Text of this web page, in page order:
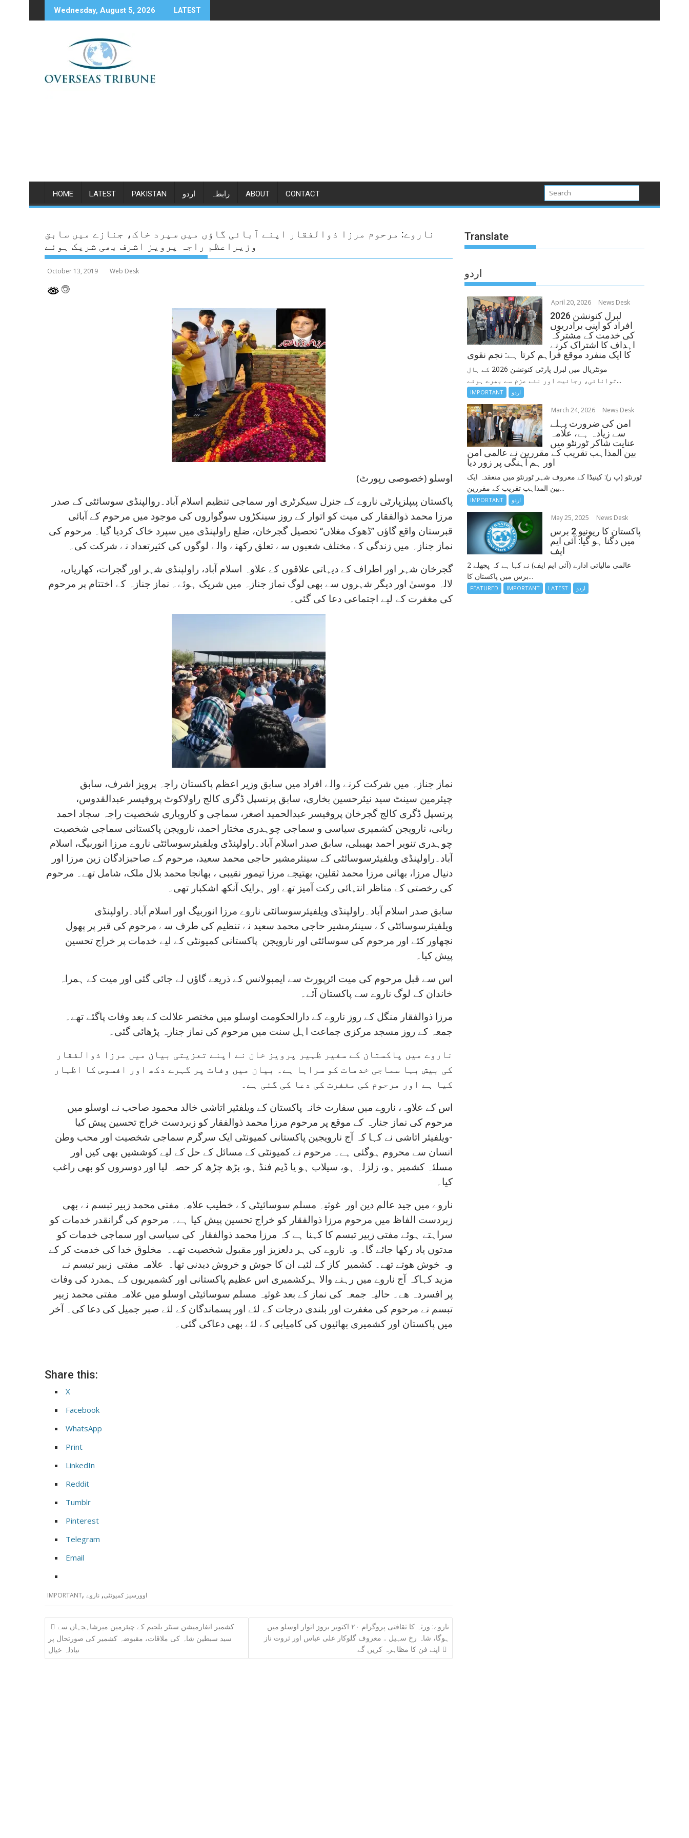
to
Wednesday, August 5, 2026 LATEST
HOME LATEST PAKISTAN اردو رابطہ ABOUT CONTACT
ناروے: مرحوم مرزا ذوالفقار اپنے آبائی گاؤں میں سپرد خاک، جنازے میں سابق
وزیراعظم راجہ پرویز اشرف بھی شریک ہوئے
October 13, 2019 Web Desk
اوسلو (خصوصی رپورٹ)
پاکستان پیپلزپارٹی ناروے کے جنرل سیکرٹری اور سماجی تنظیم اسلام آباد۔روالپنڈی سوسائٹی کے صدر
مرزا محمد ذوالفقار کی میت کو اتوار کے روز سینکڑوں سوگواروں کی موجود میں مرحوم کے آبائی
قبرستان واقع گاؤں ’’ڈھوک مغلاں‘‘ تحصیل گجرخان، ضلع راولپنڈی میں سپرد خاک کردیا گیا۔ مرحوم کی
نماز جنازہ میں زندگی کے مختلف شعبوں سے تعلق رکھنے والے لوگوں کی کثیرتعداد نے شرکت کی۔
گجرخان شہر اور اطراف کے دیہاتی علاقوں کے علاوہ اسلام آباد، راولپنڈی شہر اور گجرات، کھاریاں،
لالہ موسیٰ اور دیگر شہروں سے بھی لوگ نماز جنازہ میں شریک ہوئے۔ نماز جنازہ کے اختتام پر مرحوم
کی مغفرت کے لیے اجتماعی دعا کی گئی۔
نماز جنازہ میں شرکت کرنے والے افراد میں سابق وزیر اعظم پاکستان راجہ پرویز اشرف، سابق
چیئرمین سینٹ سید نیئرحسین بخاری، سابق پرنسپل ڈگری کالج راولاکوٹ پروفیسر عبدالقدوس،
پرنسپل ڈگری کالج گجرخان پروفیسر عبدالحمید اصغر، سماجی و کاروباری شخصیت راجہ سجاد احمد
ربانی، نارویجن کشمیری سیاسی و سماجی چوہدری مختار احمد، نارویجن پاکستانی سماجی شخصیت
چوہدری تنویر احمد بھیبلی، سابق صدر اسلام آباد۔راولپنڈی ویلفیئرسوسائٹی ناروے مرزا انوربیگ، اسلام
آباد۔راولپنڈی ویلفیئرسوسائٹی کے سینئرمشیر حاجی محمد سعید، مرحوم کے صاحبزادگان زین مرزا اور
دنیال مرزا، بھائی مرزا محمد ثقلین، بھتیجے مرزا تیمور نقیبی ، بھانجا محمد بلال ملک، شامل تھے۔ مرحوم
کی رخصتی کے مناظر انتہائی رکت آمیز تھے اور ہرایک آنکھ اشکبار تھی۔
سابق صدر اسلام آباد۔راولپنڈی ویلفیئرسوسائٹی ناروے مرزا انوربیگ اور اسلام آباد۔راولپنڈی
ویلفیئرسوسائٹی کے سینئرمشیر حاجی محمد سعید نے تنظیم کی طرف سے مرحوم کی قبر پر پھول
نچھاور کئے اور مرحوم کی سوسائٹی اور نارویجن پاکستانی کمیونٹی کے لیے خدمات پر خراج تحسین
پیش کیا۔
اس سے قبل مرحوم کی میت ائرپورٹ سے ایمبولانس کے ذریعے گاؤں لے جائی گئی اور میت کے ہمراہ
خاندان کے لوگ ناروے سے پاکستان آئے۔
مرزا ذوالفقار منگل کے روز ناروے کے دارالحکومت اوسلو میں مختصر علالت کے بعد وفات پاگئے تھے۔
جمعہ کے روز مسجد مرکزی جماعت اہل سنت میں مرحوم کی نماز جنازہ پڑھائی گئی۔
ناروے میں پاکستان کے سفیر ظہیر پرویز خان نے اپنے تعزیتی بیان میں مرزا ذوالفقار
کی بیش بہا سماجی خدمات کو سراہا ہے۔ بیان میں وفات پر گہرے دکھ اور افسوس کا اظہار
کیا ہے اور مرحوم کی مغفرت کی دعا کی گئی ہے۔
اس کے علاوہ، ناروے میں سفارت خانہ پاکستان کے ویلفئیر اتاشی خالد محمود صاحب نے اوسلو میں
مرحوم کی نماز جنارہ کے موقع پر مرحوم مرزا محمد ذوالفقار کو زبردست خراج تحسین پیش کیا
-ویلفیئر اتاشی نے کہا کہ آج نارویجین پاکستانی کمیونٹی ایک سرگرم سماجی شخصیت اور محب وطن
انسان سے محروم ہوگئی ہے۔ مرحوم نے کمیونٹی کے مسائل کے حل کے لیے کوششیں بھی کیں اور
مسلئہ کشمیر ہو، زلزلہ ہو، سیلاب ہو یا ڈیم فنڈ ہو، بڑھ چڑھ کر حصہ لیا اور دوسروں کو بھی راغب
کیا۔
ناروے میں جید عالم دین اور غوثیہ مسلم سوسائیٹی کے خطیب علامہ مفتی محمد زبیر تبسم نے بھی
زبردست الفاظ میں مرحوم مرزا ذوالفقار کو خراج تحسین پیش کیا ہے۔ مرحوم کی گرانقدر خدمات کو
سراہتے ہوئے مفتی زبیر تبسم کا کہنا ہے کہ مرزا محمد ذوالفقار کی سیاسی اور سماجی خدمات کو
مدتوں یاد رکھا جائے گا۔ وہ ناروے کی ہر دلعزیز اور مقبول شخصیت تھے۔ مخلوق خدا کی خدمت کر کے
وہ خوش ھوتے تھے۔ کشمیر کاز کے لئیے ان کا جوش و خروش دیدنی تھا۔ علامہ مفتی زبیر تبسم نے
مزید کہاکہ آج ناروے میں رہنے والا ہرکشمیری اس عظیم پاکستانی اور کشمیریوں کے ہمدرد کی وفات
پر افسردہ ھے۔ حالیہ جمعہ کی نماز کے بعد غوثیہ مسلم سوسائیٹی اوسلو میں علامہ مفتی محمد زبیر
تبسم نے مرحوم کی مغفرت اور بلندی درجات کے لئے اور پسماندگان کے لئے صبر جمیل کی دعا کی۔ آخر
میں پاکستان اور کشمیری بھائیوں کی کامیابی کے لئے بھی دعاکی گئی۔
Share this:
X
Facebook
WhatsApp
Print
LinkedIn
Reddit
Tumblr
Pinterest
Telegram
Email
IMPORTANT, اوورسیز کمیونٹی, ناروے
Post
navigation
کشمیر انفارمیشن سنٹر بلجیم کے چیئرمین میرشاہجہاں سے
سید سبطین شاہ کی ملاقات، مقبوضہ کشمیر کی صورتحال پر
تبادلہ خیال
ناروے: ورثہ کا ثقافتی پروگرام ۲۰ اکتوبر بروز اتوار اوسلو میں
ہوگا، شاہ رخ سہیل .. معروف گلوکار علی عباس اور ثروت ناز
اپنے فن کا مظاہرہ کریں گے
Translate
اردو
April 20, 2026 News Desk
لبرل کنونشن 2026
افراد کو اپنی برادریوں
کی خدمت کے مشترکہ
اہداف کا اشتراک کرنے
کا ایک منفرد موقع فراہم کرتا ہے: نجم نقوی
مونٹریال میں لبرل پارٹی کنونشن 2026 کے ہال
توانائی، رجائیت اور نئے عزم سے بھرے ہوئے...
IMPORTANT اردو
March 24, 2026 News Desk
امن کی ضرورت پہلے
سے زیادہ ہے، علامہ
عنایت شاکر ٹورنٹو میں
بین المذاہب تقریب کے مقررین نے عالمی امن
اور ہم آہنگی پر زور دیا
ٹورنٹو (پ ر): کینیڈا کے معروف شہر ٹورنٹو میں منعقدہ ایک
بین المذاہب تقریب کے مقررین...
IMPORTANT اردو
May 25, 2025 News Desk
پاکستان کا ریونیو 2 برس
میں دگنا ہو گیا: آئی ایم
ایف
عالمی مالیاتی ادارے (آئی ایم ایف) نے کہا ہے کہ پچھلے 2
برس میں پاکستان کا...
FEATURED IMPORTANT LATEST اردو